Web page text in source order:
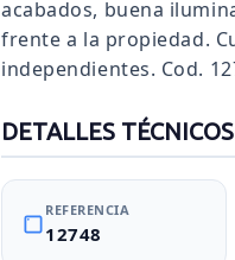
acabados, buena
frente a la propiedad.
independientes. Cod.
DETALLES TÉCNICOS
REFERENCIA
12748